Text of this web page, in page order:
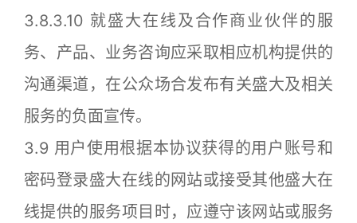
3.8.3.10 就盛大在线及合作商业伙伴的服
务、产品、业务咨询应采取相应机构提供的
沟通渠道，在公众场合发布有关盛大及相关
服务的负面宣传。
3.9 用户使用根据本协议获得的用户账号和
密码登录盛大在线的网站或接受其他盛大在
线提供的服务项目时，应遵守该网站或服务